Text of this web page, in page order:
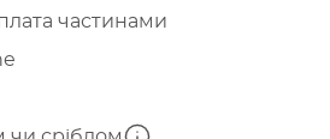
частинами